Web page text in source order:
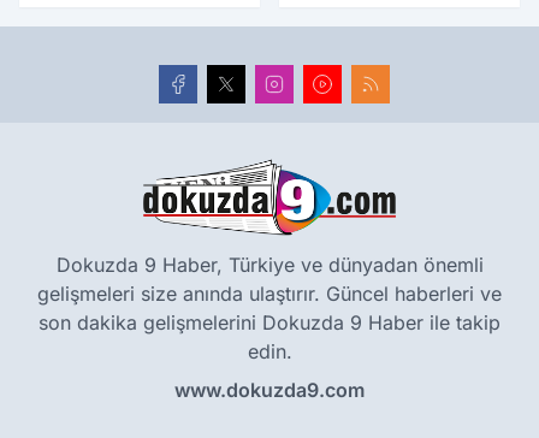
Dokuzda 9 Haber, Türkiye ve dünyadan önemli
gelişmeleri size anında ulaştırır. Güncel haberleri ve
son dakika gelişmelerini Dokuzda 9 Haber ile takip
edin.
www.dokuzda9.com